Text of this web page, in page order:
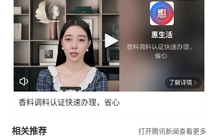
了解详情
香料调料认证快速办理，省心
相关推荐 打开腾讯新闻查看更多